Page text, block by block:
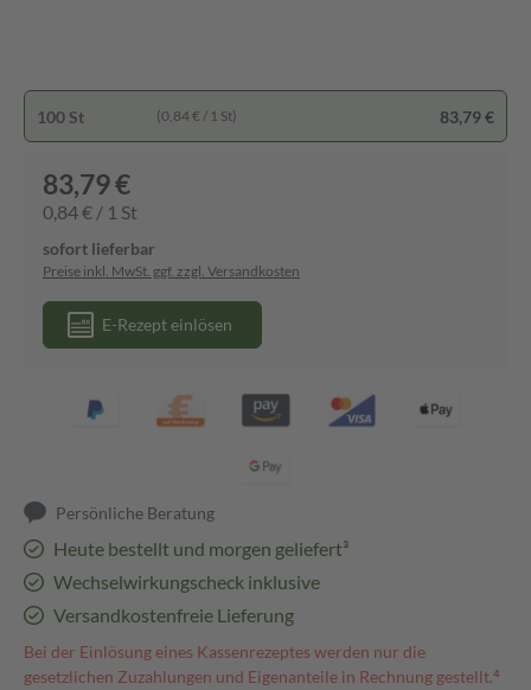
100 St (0,84 € / 1 St) 83,79 €
83,79 €
0,84 € / 1 St
sofort lieferbar
Preise inkl. MwSt. ggf. zzgl. Versandkosten
E-Rezept einlösen
Persönliche Beratung
Heute bestellt und morgen geliefert³
Wechselwirkungscheck inklusive
Versandkostenfreie Lieferung
Bei der Einlösung eines Kassenrezeptes werden nur die
gesetzlichen Zuzahlungen und Eigenanteile in Rechnung gestellt.⁴